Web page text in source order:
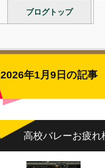
ブログトップ
2026年1月9日の記事
高校バレーお疲れ